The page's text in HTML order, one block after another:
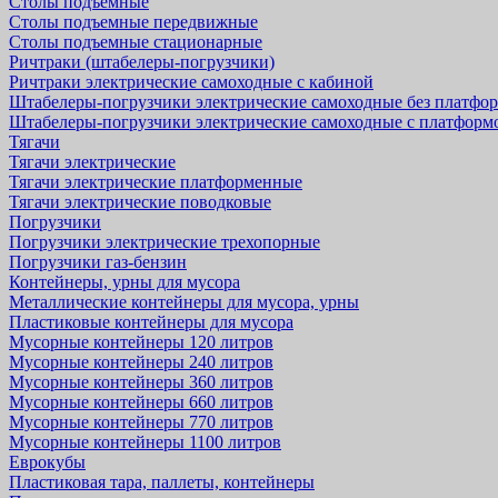
Столы подъемные передвижные
Столы подъемные стационарные
Ричтраки (штабелеры-погрузчики)
Ричтраки электрические самоходные с кабиной
Штабелеры-погрузчики электрические самоходные без
Штабелеры-погрузчики электрические самоходные с
Тягачи
Тягачи электрические
Тягачи электрические платформенные
Тягачи электрические поводковые
Погрузчики
Погрузчики электрические трехопорные
Погрузчики газ-бензин
Контейнеры, урны для мусора
Металлические контейнеры для мусора, урны
Пластиковые контейнеры для мусора
Мусорные контейнеры 120 литров
Мусорные контейнеры 240 литров
Мусорные контейнеры 360 литров
Мусорные контейнеры 660 литров
Мусорные контейнеры 770 литров
Мусорные контейнеры 1100 литров
Еврокубы
Пластиковая тара, паллеты, контейнеры